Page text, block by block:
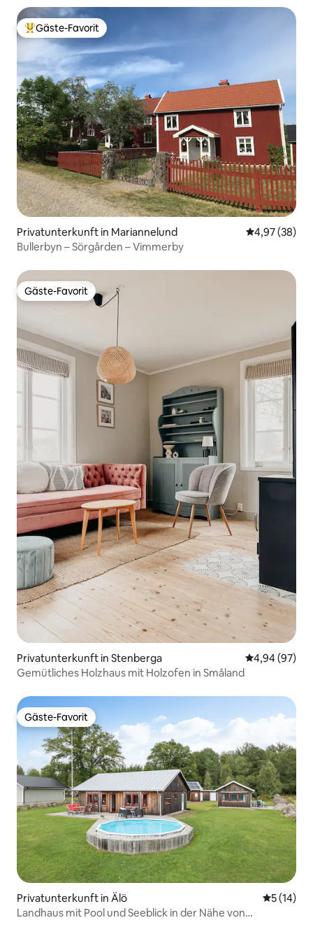
Beliebter Gäste-Favorit.
Gäste-Favorit
Privatunterkunft in Mariannelund
4,97 (38)
Bullerbyn – Sörgården – Vimmerby
Gäste-Favorit
Gäste-Favorit
Privatunterkunft in Stenberga
4,94 (97)
Gemütliches Holzhaus mit Holzofen in Småland
Gäste-Favorit
Gäste-Favorit
Privatunterkunft in Älö
5 (14)
Landhaus mit Pool und Seeblick in der Nähe von